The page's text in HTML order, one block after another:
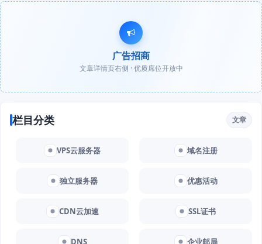
广告招商
文章详情页右侧 · 优质席位开放中
栏目分类 文章
VPS云服务器 域名注册
独立服务器 优惠活动
CDN云加速 SSL证书
DNS 企业邮局